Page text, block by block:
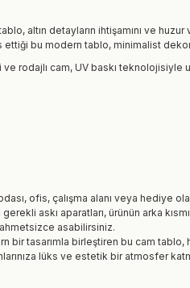
altın detayların ihtişamını ve huzur
bu modern tablo, minimalist
rodajlı cam, UV baskı teknolojisiyle
ofis, çalışma alanı veya hediye
askı aparatları, ürünün arka
asabilirsiniz.
bir tasarımla birleştiren bu cam
lüks ve estetik bir atmosfer